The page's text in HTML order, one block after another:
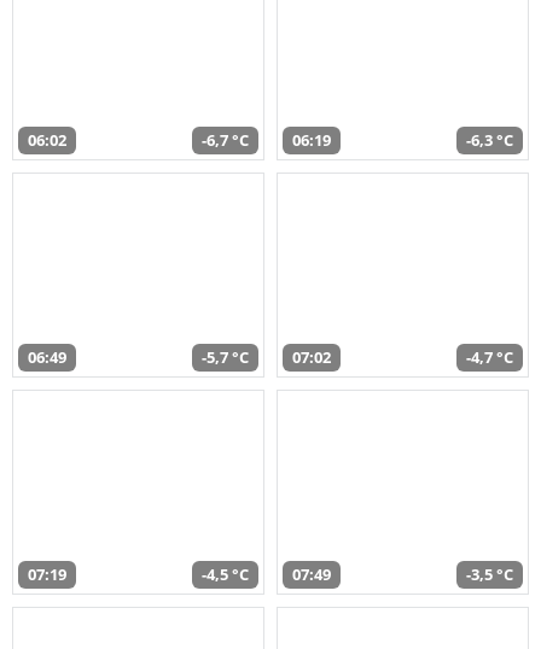
06:02 -6,7 °C 06:19 -6,3 °C
06:49 -5,7 °C 07:02 -4,7 °C
07:19 -4,5 °C 07:49 -3,5 °C